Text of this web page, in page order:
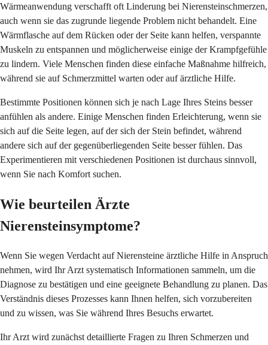
Wärmeanwendung verschafft oft Linderung bei Nierensteinschmerzen,
auch wenn sie das zugrunde liegende Problem nicht behandelt. Eine
Wärmflasche auf dem Rücken oder der Seite kann helfen, verspannte
Muskeln zu entspannen und möglicherweise einige der Krampfgefühle
zu lindern. Viele Menschen finden diese einfache Maßnahme hilfreich,
während sie auf Schmerzmittel warten oder auf ärztliche Hilfe.
Bestimmte Positionen können sich je nach Lage Ihres Steins besser
anfühlen als andere. Einige Menschen finden Erleichterung, wenn sie
sich auf die Seite legen, auf der sich der Stein befindet, während
andere sich auf der gegenüberliegenden Seite besser fühlen. Das
Experimentieren mit verschiedenen Positionen ist durchaus sinnvoll,
wenn Sie nach Komfort suchen.
Wie beurteilen Ärzte
Nierensteinsymptome?
Wenn Sie wegen Verdacht auf Nierensteine ärztliche Hilfe in Anspruch
nehmen, wird Ihr Arzt systematisch Informationen sammeln, um die
Diagnose zu bestätigen und eine geeignete Behandlung zu planen. Das
Verständnis dieses Prozesses kann Ihnen helfen, sich vorzubereiten
und zu wissen, was Sie während Ihres Besuchs erwartet.
Ihr Arzt wird zunächst detaillierte Fragen zu Ihren Schmerzen und